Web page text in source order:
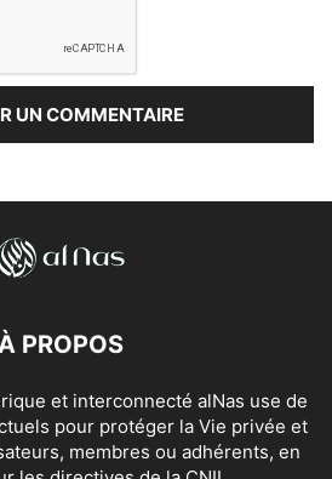
PROPOS
et interconnecté alNas use de
pour protéger la Vie privée et
membres ou adhérents, en